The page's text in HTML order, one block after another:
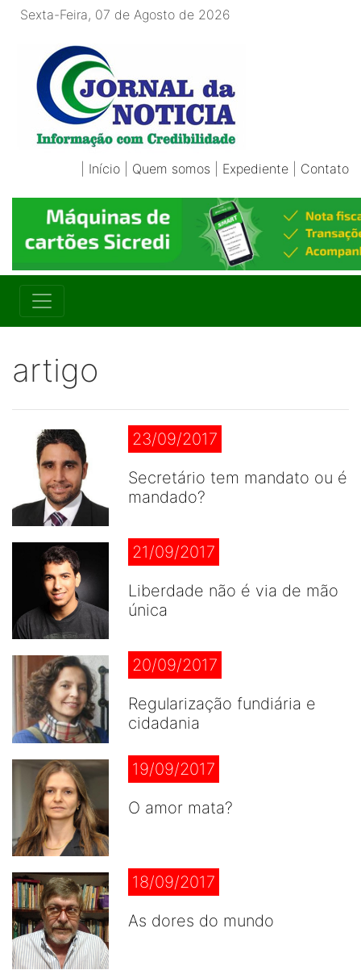
Sexta-Feira, 07 de Agosto de 2026
Início Quem somos Expediente Contato
artigo
23/09/2017
Secretário tem mandato ou é
mandado?
21/09/2017
Liberdade não é via de mão
única
20/09/2017
Regularização fundiária e
cidadania
19/09/2017
O amor mata?
18/09/2017
As dores do mundo